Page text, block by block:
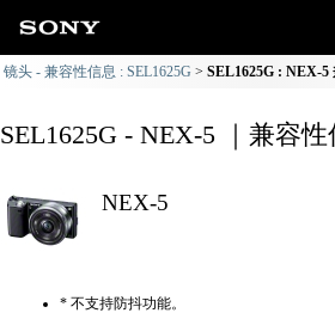
镜头 - 兼容性信息 : SEL1625G SEL1625G : NEX-5
SEL1625G - NEX-5 ｜兼容性
NEX-5
* 不支持防抖功能。